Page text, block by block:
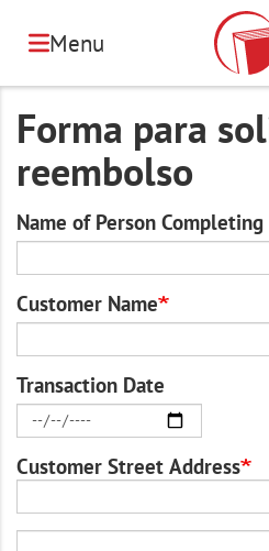
principal
Menu
Forma para
reembolso
Name of Person
Customer Name
Transaction Date
Customer Street Address